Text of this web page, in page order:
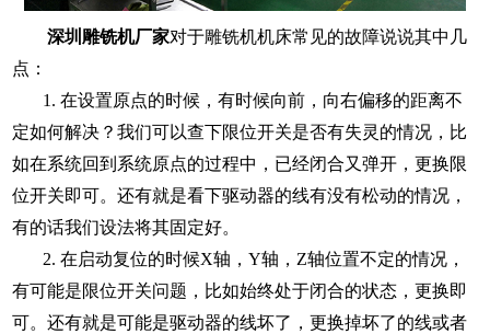
深圳雕铣机厂家对于雕铣机机床常见的故障说说其中几
点：
1.在设置原点的时候，有时候向前，向右偏移的距离不
定如何解决？我们可以查下限位开关是否有失灵的情况，比
如在系统回到系统原点的过程中，已经闭合又弹开，更换限
位开关即可。还有就是看下驱动器的线有没有松动的情况，
有的话我们设法将其固定好。
2.在启动复位的时候X轴，Y轴，Z轴位置不定的情况，
有可能是限位开关问题，比如始终处于闭合的状态，更换即
可。还有就是可能是驱动器的线坏了，更换掉坏了的线或者